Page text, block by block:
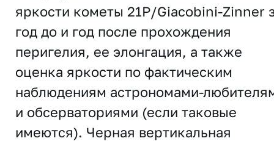
яркости кометы 21P/Giacobini-Zinner
год до и год после прохождения
перигелия, ее элонгация, а также
оценка яркости по фактическим
наблюдениям астрономами-
и обсерваториями (если таковые
имеются). Черная вертикальная